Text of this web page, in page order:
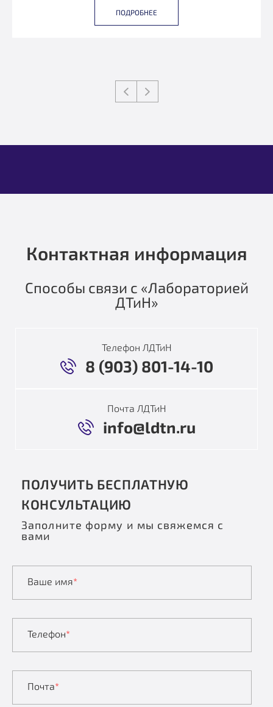
ПОДРОБНЕЕ
Контактная информация
Способы связи с «Лабораторией
ДТиН»
Телефон ЛДТиН
8 (903) 801-14-10
Почта ЛДТиН
info@ldtn.ru
ПОЛУЧИТЬ БЕСПЛАТНУЮ
КОНСУЛЬТАЦИЮ
Заполните форму и мы свяжемся с
вами
Ваше имя*
Телефон*
Почта*